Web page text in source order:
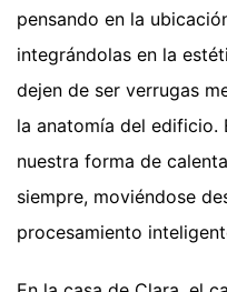
pensando en la
integrándolas en la
dejen de ser verrugas
la anatomía del edificio.
nuestra forma de
siempre, moviéndose
procesamiento